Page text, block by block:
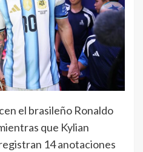
el brasileño Ronaldo
que Kylian
14 anotaciones